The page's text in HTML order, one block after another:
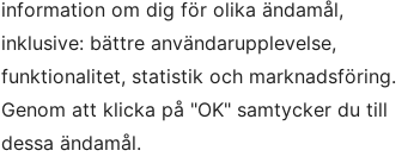
information om dig för olika ändamål,
inklusive: bättre användarupplevelse,
funktionalitet, statistik och marknadsföring.
Genom att klicka på "OK" samtycker du till
dessa ändamål.